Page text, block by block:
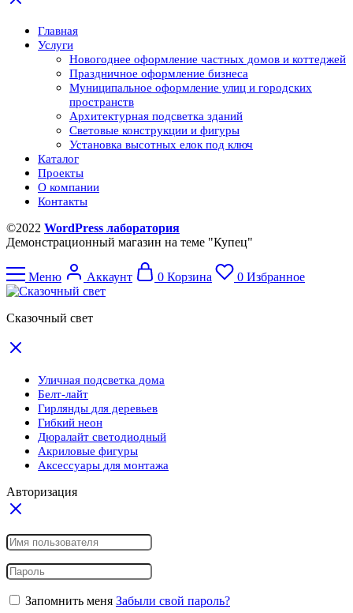
Главная
Услуги
Новогоднее оформление частных домов и коттеджей
Праздничное оформление бизнеса
Муниципальное оформление улиц и городских
пространств
Архитектурная подсветка зданий
Световые конструкции и фигуры
Установка высотных елок под ключ
Каталог
Проекты
О компании
Контакты
©2022 WordPress лаборатория
Демонстрационный магазин на теме "Купец"
Меню Аккаунт 0 Корзина 0 Избранное
Сказочный свет
Уличная подсветка дома
Белт-лайт
Гирлянды для деревьев
Гибкий неон
Дюралайт светодиодный
Акриловые фигуры
Аксессуары для монтажа
Авторизация
Запомнить меня Забыли свой пароль?